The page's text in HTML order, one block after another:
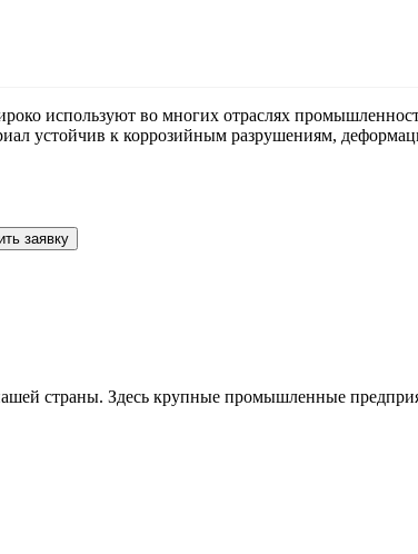
используют во многих отраслях
устойчив к коррозийным разрушениям,
страны. Здесь крупные промышленные